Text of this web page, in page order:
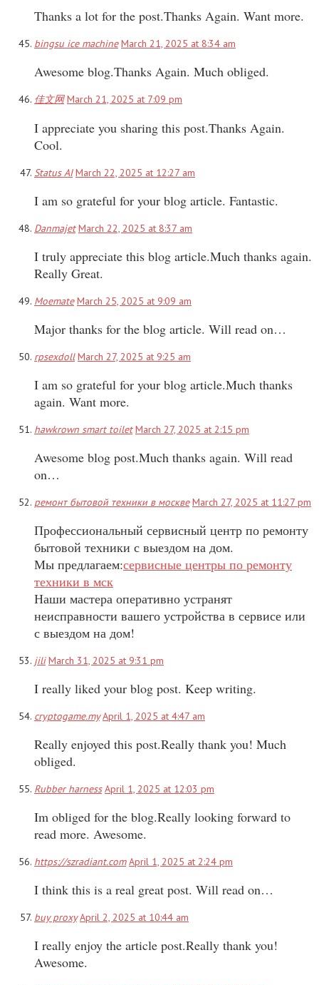
Thanks a lot for the post.Thanks Again. Want more.
bingsu ice machine March 21, 2025 at 8:34 am
Awesome blog.Thanks Again. Much obliged.
佳文网 March 21, 2025 at 7:09 pm
I appreciate you sharing this post.Thanks Again.
Cool.
Status AI March 22, 2025 at 12:27 am
I am so grateful for your blog article. Fantastic.
Danmajet March 22, 2025 at 8:37 am
I truly appreciate this blog article.Much thanks again.
Really Great.
Moemate March 25, 2025 at 9:09 am
Major thanks for the blog article. Will read on…
rpsexdoll March 27, 2025 at 9:25 am
I am so grateful for your blog article.Much thanks
again. Want more.
hawkrown smart toilet March 27, 2025 at 2:15 pm
Awesome blog post.Much thanks again. Will read
on…
ремонт бытовой техники в москве March 27, 2025 at 11:27 pm
Профессиональный сервисный центр по ремонту
бытовой техники с выездом на дом.
Мы предлагаем:сервисные центры по ремонту
техники в мск
Наши мастера оперативно устранят
неисправности вашего устройства в сервисе или
с выездом на дом!
jili March 31, 2025 at 9:31 pm
I really liked your blog post. Keep writing.
cryptogame.my April 1, 2025 at 4:47 am
Really enjoyed this post.Really thank you! Much
obliged.
Rubber harness April 1, 2025 at 12:03 pm
Im obliged for the blog.Really looking forward to
read more. Awesome.
https://szradiant.com April 1, 2025 at 2:24 pm
I think this is a real great post. Will read on…
buy proxy April 2, 2025 at 10:44 am
I really enjoy the article post.Really thank you!
Awesome.